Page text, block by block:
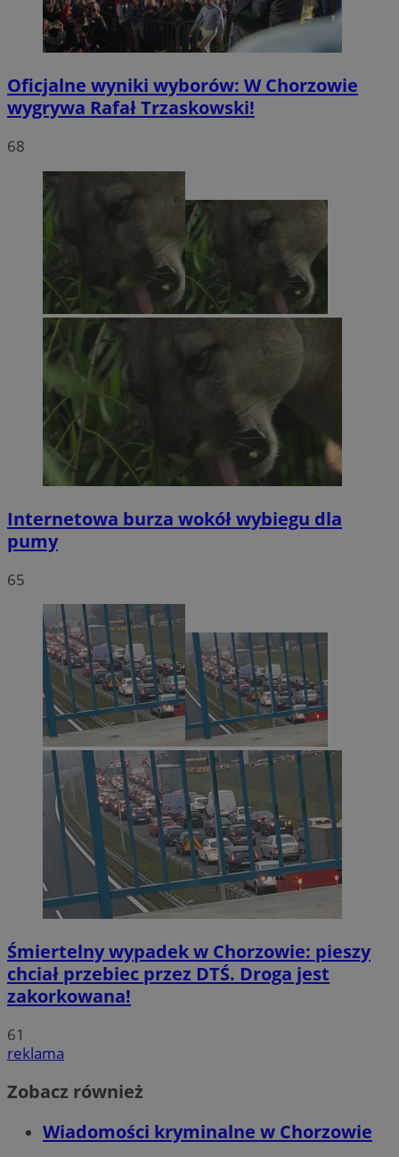
Oficjalne wyniki wyborów: W Chorzowie
wygrywa Rafał Trzaskowski!
68
Internetowa burza wokół wybiegu dla
pumy
65
Śmiertelny wypadek w Chorzowie: pieszy
chciał przebiec przez DTŚ. Droga jest
zakorkowana!
61
reklama
Zobacz również
Wiadomości kryminalne w Chorzowie